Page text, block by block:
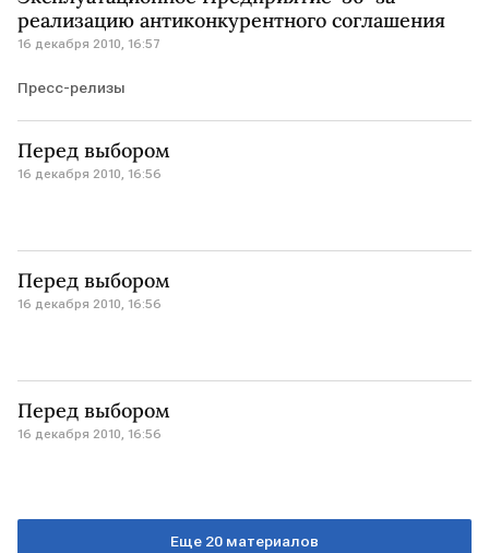
реализацию антиконкурентного соглашения
16 декабря 2010, 16:57
Пресс-релизы
Перед выбором
16 декабря 2010, 16:56
Перед выбором
16 декабря 2010, 16:56
Перед выбором
16 декабря 2010, 16:56
Еще 20 материалов